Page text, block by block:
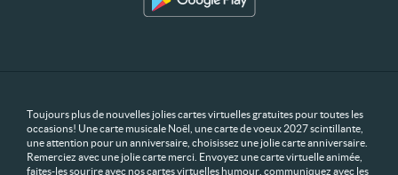
Toujours plus de nouvelles jolies cartes virtuelles gratuites pour toutes les
occasions! Une carte musicale Noël, une carte de voeux 2027 scintillante,
une attention pour un anniversaire, choisissez une jolie carte anniversaire.
Remerciez avec une jolie carte merci. Envoyez une carte virtuelle animée,
faites-les sourire avec nos cartes virtuelles humour, communiquez avec les